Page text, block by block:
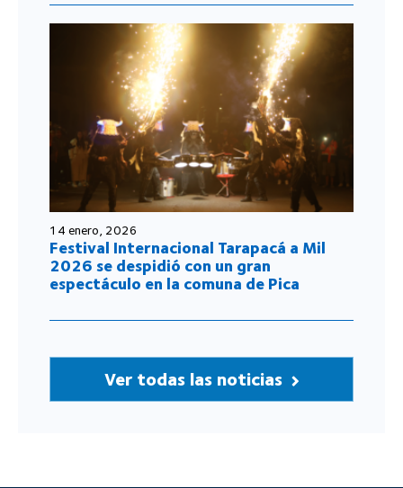
14 enero, 2026
Festival Internacional Tarapacá a Mil
2026 se despidió con un gran
espectáculo en la comuna de Pica
Ver todas las noticias